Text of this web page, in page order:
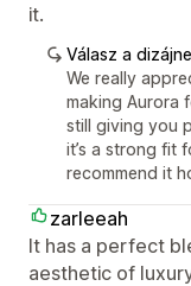
it.
Válasz a
We really
making Aurora
still giving you
it’s a strong fit
recommend it
zarleeah
It has a perfect
aesthetic of